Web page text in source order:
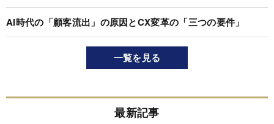
AI時代の「顧客流出」の原因とCX変革の「三つの要件」
一覧を見る
最新記事